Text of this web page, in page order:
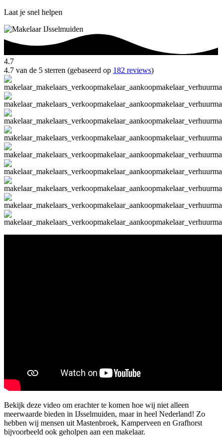
Laat je snel helpen
4.7
4.7 van de 5 sterren (gebaseerd op 182 reviews)
Bekijk deze video om erachter te komen hoe wij niet alleen
meerwaarde bieden in IJsselmuiden, maar in heel Nederland! Zo
hebben wij mensen uit Mastenbroek, Kamperveen en Grafhorst
bijvoorbeeld ook geholpen aan een makelaar.